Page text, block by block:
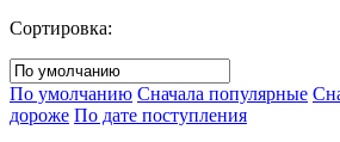
Сортировка:
По умолчанию Сначала популярные
дороже По дате поступления